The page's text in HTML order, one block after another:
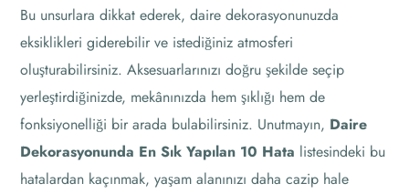
Bu unsurlara dikkat ederek, daire dekorasyonunuzda
eksiklikleri giderebilir ve istediğiniz atmosferi
oluşturabilirsiniz. Aksesuarlarınızı doğru şekilde seçip
yerleştirdiğinizde, mekânınızda hem şıklığı hem de
fonksiyonelliği bir arada bulabilirsiniz. Unutmayın, Daire
Dekorasyonunda En Sık Yapılan 10 Hata listesindeki bu
hatalardan kaçınmak, yaşam alanınızı daha cazip hale